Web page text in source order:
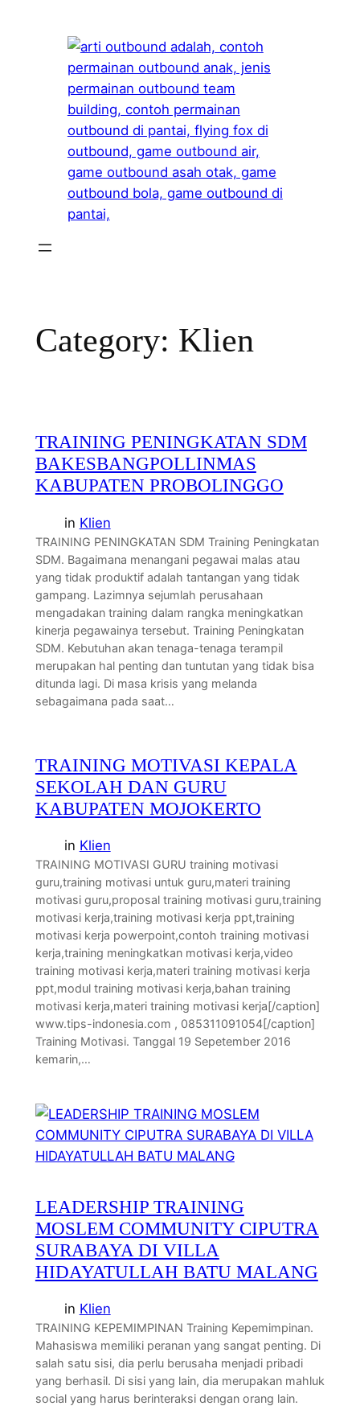
Category: Klien
TRAINING PENINGKATAN SDM
BAKESBANGPOLLINMAS
KABUPATEN PROBOLINGGO
in Klien
TRAINING PENINGKATAN SDM Training Peningkatan
SDM. Bagaimana menangani pegawai malas atau
yang tidak produktif adalah tantangan yang tidak
gampang. Lazimnya sejumlah perusahaan
mengadakan training dalam rangka meningkatkan
kinerja pegawainya tersebut. Training Peningkatan
SDM. Kebutuhan akan tenaga-tenaga terampil
merupakan hal penting dan tuntutan yang tidak bisa
ditunda lagi. Di masa krisis yang melanda
sebagaimana pada saat…
TRAINING MOTIVASI KEPALA
SEKOLAH DAN GURU
KABUPATEN MOJOKERTO
in Klien
TRAINING MOTIVASI GURU training motivasi
guru,training motivasi untuk guru,materi training
motivasi guru,proposal training motivasi guru,training
motivasi kerja,training motivasi kerja ppt,training
motivasi kerja powerpoint,contoh training motivasi
kerja,training meningkatkan motivasi kerja,video
training motivasi kerja,materi training motivasi kerja
ppt,modul training motivasi kerja,bahan training
motivasi kerja,materi training motivasi kerja[/caption]
www.tips-indonesia.com , 085311091054[/caption]
Training Motivasi. Tanggal 19 Sepetember 2016
kemarin,…
LEADERSHIP TRAINING
MOSLEM COMMUNITY CIPUTRA
SURABAYA DI VILLA
HIDAYATULLAH BATU MALANG
in Klien
TRAINING KEPEMIMPINAN Training Kepemimpinan.
Mahasiswa memiliki peranan yang sangat penting. Di
salah satu sisi, dia perlu berusaha menjadi pribadi
yang berhasil. Di sisi yang lain, dia merupakan mahluk
social yang harus berinteraksi dengan orang lain.